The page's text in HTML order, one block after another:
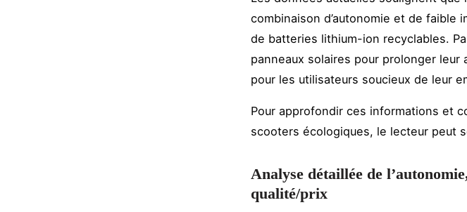
combinaison d’autonomie et de faible
de batteries lithium-ion recyclables.
panneaux solaires pour prolonger
pour les utilisateurs soucieux de leur
Pour approfondir ces informations et
scooters écologiques, le lecteur peut
Analyse détaillée de
qualité/prix